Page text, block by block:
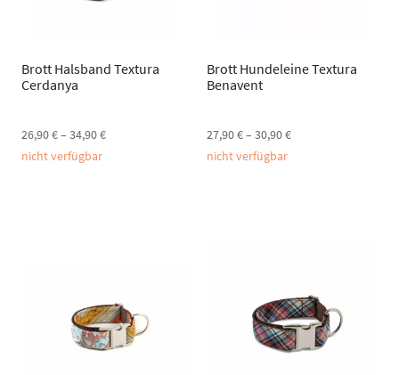
Brott Halsband Textura
Cerdanya
26,90€– 34,90€
nicht verfügbar
Brott Hundeleine Textura
Benavent
27,90€– 30,90€
nicht verfügbar